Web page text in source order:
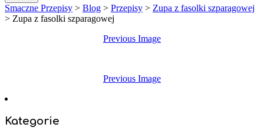
Smaczne Przepisy > Blog > Przepisy > Zupa z fasolki szparagowej
> Zupa z fasolki szparagowej
Previous Image
Previous Image
Kategorie